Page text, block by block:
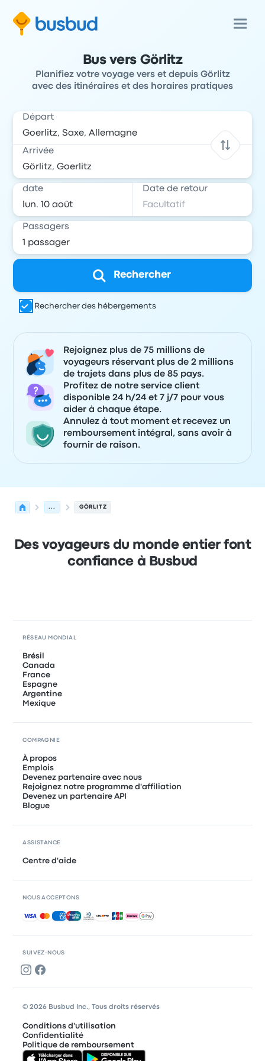
Bus vers Görlitz
Planifiez votre voyage vers et depuis Görlitz
avec des itinéraires et des horaires pratiques
Départ
Arrivée
date Date de retour
Passagers
Rechercher
Rechercher des hébergements
Rejoignez plus de 75 millions de
voyageurs réservant plus de 2 millions
de trajets dans plus de 85 pays.
Profitez de notre service client
disponible 24 h/24 et 7 j/7 pour vous
aider à chaque étape.
Annulez à tout moment et recevez un
remboursement intégral, sans avoir à
fournir de raison.
... GÖRLITZ
Des voyageurs du monde entier font
confiance à Busbud
SUIVEZ-NOUS
RÉSEAU MONDIAL
Brésil
Canada
France
Espagne
Argentine
Mexique
COMPAGNIE
À propos
Emplois
Devenez partenaire avec nous
Rejoignez notre programme d'affiliation
Devenez un partenaire API
Blogue
ASSISTANCE
Centre d'aide
NOUS ACCEPTONS
Paiements acceptés
© 2026 Busbud Inc., Tous droits réservés
Conditions d'utilisation
Confidentialité
Politique de remboursement